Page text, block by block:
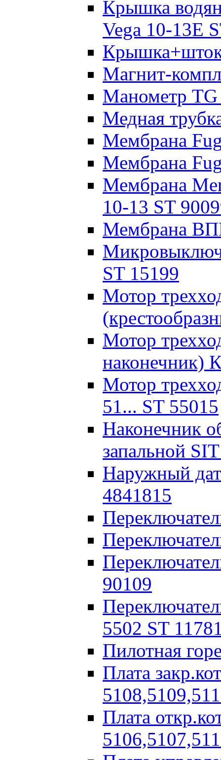
Крышка
Vega 10-13Е
Магнит-
Манометр TG
Медная
Мембрана
Мембрана
Мембрана
10-13 ST
Мембрана
ST 15199
Мотор
Мотор
наконечник)
Мотор
51... ST 55015
Наконечник
запальной
Наружный
4841815
90109
5502 ST
Пилотная
Плата
Плата